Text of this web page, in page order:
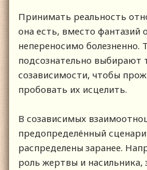
Принимать реальность
она есть, вместо
непереносимо болезненно.
подсознательно выбирают
созависимости, чтобы
пробовать их исцелить.
В созависимых
предопределённый
распределены заранее.
роль жертвы и насильника,